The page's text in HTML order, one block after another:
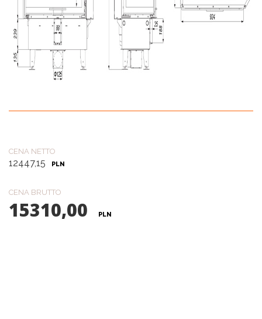
CENA NETTO
12447,15 PLN
CENA BRUTTO
15310,00 PLN